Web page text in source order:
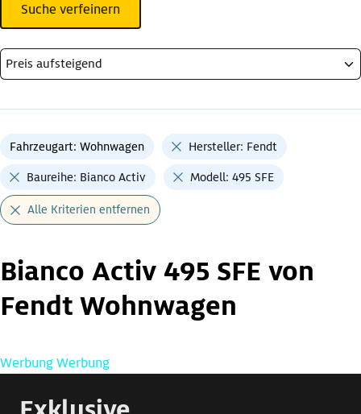
Suche verfeinern
Fahrzeugart: Wohnwagen Hersteller: Fendt
Baureihe: Bianco Activ Modell: 495 SFE
Alle Kriterien entfernen
Bianco Activ 495 SFE von
Fendt Wohnwagen
WerbungWerbung